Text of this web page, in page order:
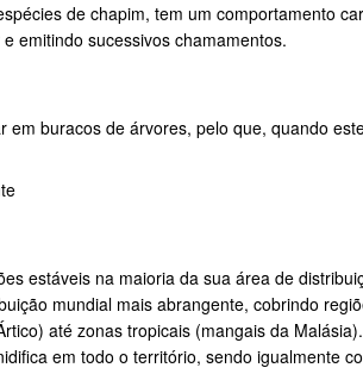
de chapim, tem um comportamento
emitindo sucessivos chamamentos.
em buracos de árvores, pelo que, quando
estáveis na maioria da sua área de
mundial mais abrangente, cobrindo
até zonas tropicais (mangais da Malásia).
em todo o território, sendo igualmente